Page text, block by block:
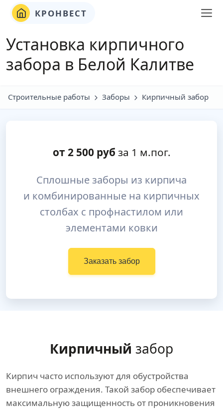
КРОНВЕСТ
Установка кирпичного
забора в Белой Калитве
Строительные работы Заборы Кирпичный забор
от 2 500руб за 1 м.пог.
Сплошные заборы из кирпича
и комбинированные на кирпичных
столбах с профнастилом или
элементами ковки
Заказать забор
Кирпичный забор
Кирпич часто используют для обустройства
внешнего ограждения. Такой забор обеспечивает
максимальную защищенность от проникновения